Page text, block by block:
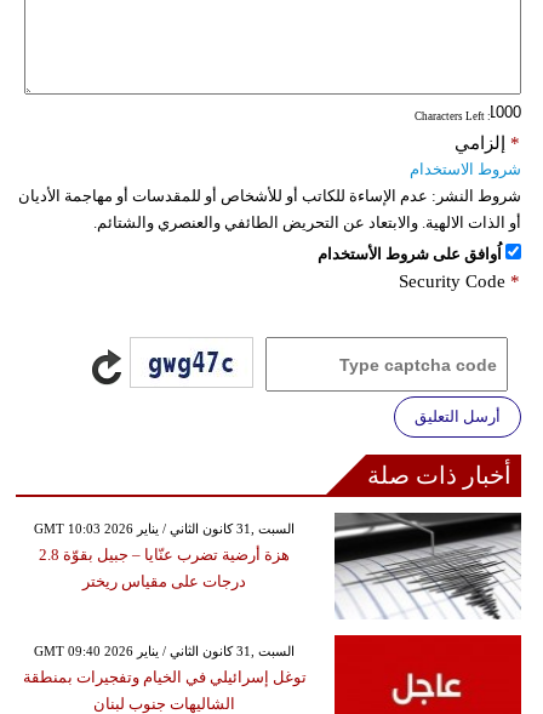
: Characters Left
إلزامي *
شروط الاستخدام
شروط النشر: عدم الإساءة للكاتب أو للأشخاص أو للمقدسات أو مهاجمة الأديان
أو الذات الالهية. والابتعاد عن التحريض الطائفي والعنصري والشتائم.
اُوافق على شروط الأستخدام
Security Code *
أرسل التعليق
أخبار ذات صلة
GMT 10:03 2026 السبت ,31 كانون الثاني / يناير
هزة أرضية تضرب عنّايا – جبيل بقوّة 2.8
درجات على مقياس ريختر
GMT 09:40 2026 السبت ,31 كانون الثاني / يناير
توغل إسرائيلي في الخيام وتفجيرات بمنطقة
الشاليهات جنوب لبنان